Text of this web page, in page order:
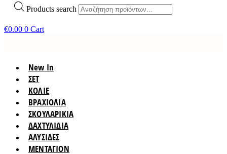
Products search
€0.00 0 Cart
New In
ΣΕΤ
ΚΟΛΙΕ
ΒΡΑΧΙΟΛΙΑ
ΣΚΟΥΛΑΡΙΚΙΑ
ΔΑΧΤΥΛΙΔΙΑ
ΑΛΥΣΙΔΕΣ
ΜΕΝΤΑΓΙΟΝ